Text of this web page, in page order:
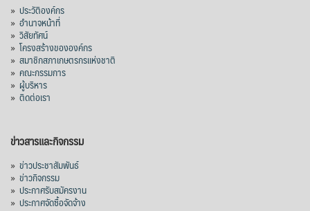
» ประวัติองค์กร
» อำนาจหน้าที่
» วิสัยทัศน์
» โครงสร้างขององค์กร
» สมาชิกสภาเกษตรกรแห่งชาติ
» คณะกรรมการ
» ผู้บริหาร
» ติดต่อเรา
ข่าวสารและกิจกรรม
» ข่าวประชาสัมพันธ์
» ข่าวกิจกรรม
» ประกาศรับสมัครงาน
» ประกาศจัดซื้อจัดจ้าง